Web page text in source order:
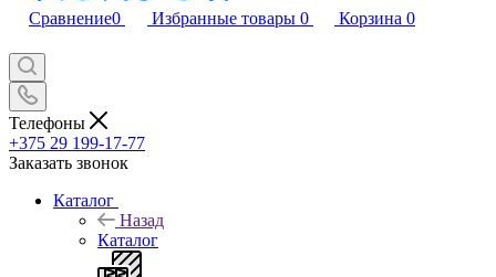
Сравнение0 Избранные товары 0 Корзина 0
Телефоны
+375 29 199-17-77
Заказать звонок
Каталог
Назад
Каталог